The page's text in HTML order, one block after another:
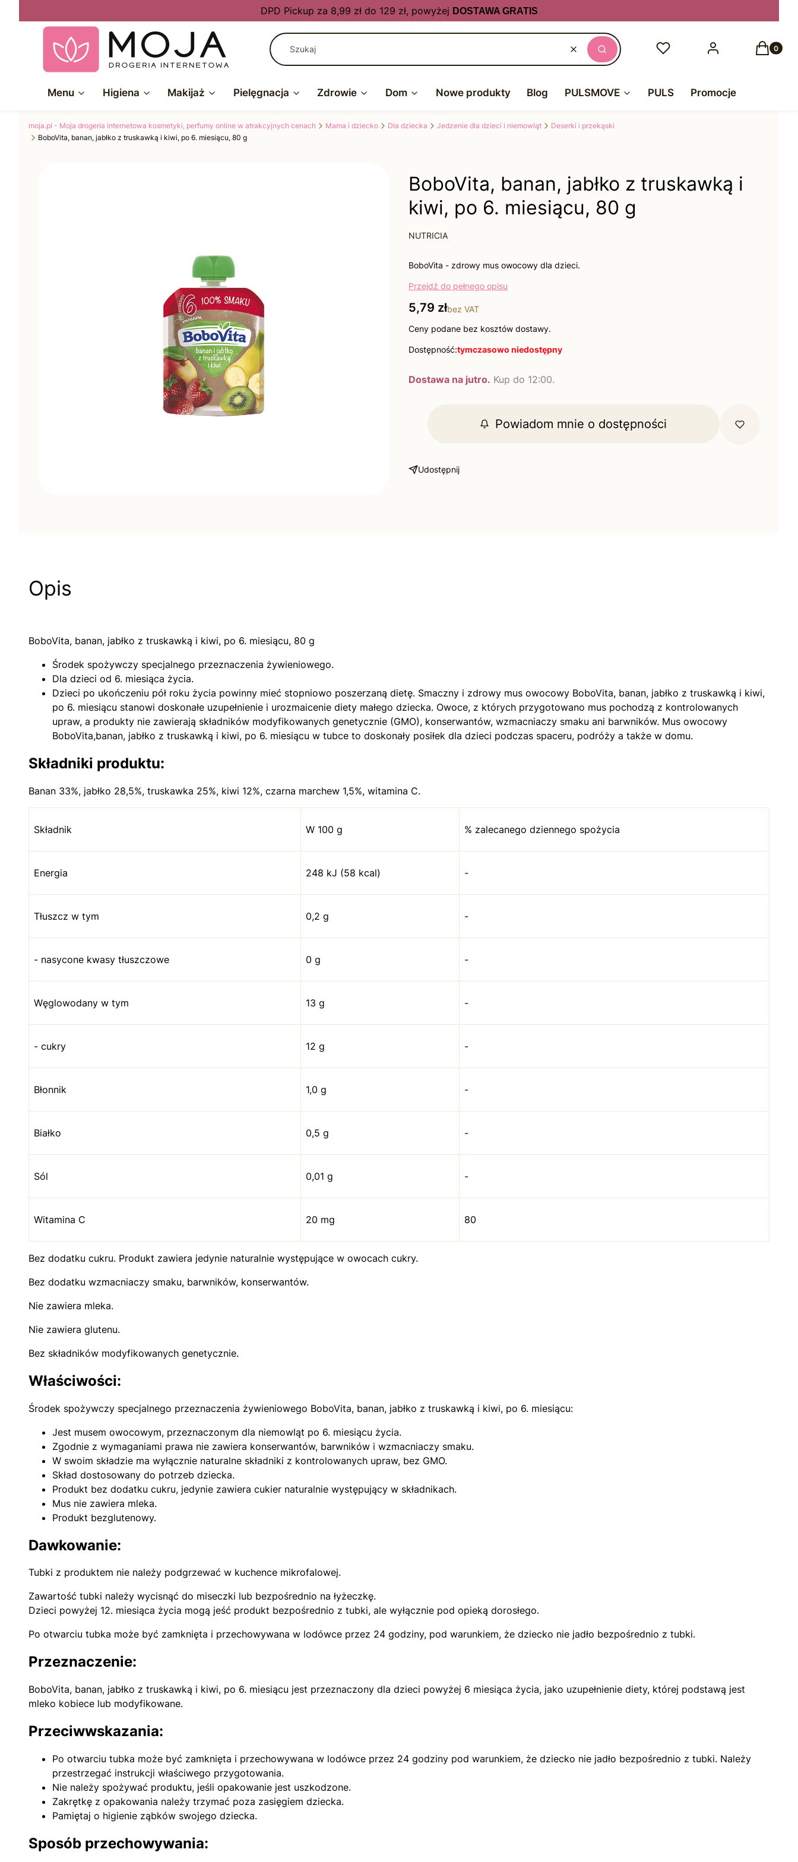
DPD Pickup za 8,99 zł do 129 zł, powyżej DOSTAWA GRATIS
WyczyśćSzukaj
Ulubione Zaloguj się Koszyk
Menu Higiena Makijaż Pielęgnacja Zdrowie Dom Nowe produkty Blog PULSMOVE PULS Promocje
moja.pl - Moja drogeria internetowa kosmetyki, perfumy online w atrakcyjnych cenach Mama i dziecko Dla dziecka Jedzenie dla dzieci i niemowląt
Deserki i przekąski
BoboVita, banan, jabłko z truskawką i kiwi, po 6. miesiącu, 80 g
BoboVita, banan, jabłko z truskawką i
kiwi, po 6. miesiącu, 80 g
NUTRICIA
BoboVita - zdrowy mus owocowy dla dzieci.
Przejdź do pełnego opisu
Cena
5,79 złbez VAT
Ceny podane bez kosztów dostawy.
Dostępność:tymczasowo niedostępny
Dostawa na jutro. Kup do 12:00.
Powiadom mnie o dostępności
Udostępnij
Opis
BoboVita, banan, jabłko z truskawką i kiwi, po 6. miesiącu, 80 g
Środek spożywczy specjalnego przeznaczenia żywieniowego.
Dla dzieci od 6. miesiąca życia.
Dzieci po ukończeniu pół roku życia powinny mieć stopniowo poszerzaną dietę. Smaczny i zdrowy mus owocowy BoboVita, banan, jabłko z truskawką i kiwi,
po 6. miesiącu stanowi doskonałe uzupełnienie i urozmaicenie diety małego dziecka. Owoce, z których przygotowano mus pochodzą z kontrolowanych
upraw, a produkty nie zawierają składników modyfikowanych genetycznie (GMO), konserwantów, wzmacniaczy smaku ani barwników. Mus owocowy
BoboVita,banan, jabłko z truskawką i kiwi, po 6. miesiącu w tubce to doskonały posiłek dla dzieci podczas spaceru, podróży a także w domu.
Składniki produktu:
Banan 33%, jabłko 28,5%, truskawka 25%, kiwi 12%, czarna marchew 1,5%, witamina C.
Składnik W 100 g % zalecanego dziennego spożycia
Energia 248 kJ (58 kcal) -
Tłuszcz w tym 0,2 g -
- nasycone kwasy tłuszczowe 0 g -
Węglowodany w tym 13 g -
- cukry 12 g -
Błonnik 1,0 g -
Białko 0,5 g -
Sól 0,01 g -
Witamina C 20 mg 80
Bez dodatku cukru. Produkt zawiera jedynie naturalnie występujące w owocach cukry.
Bez dodatku wzmacniaczy smaku, barwników, konserwantów.
Nie zawiera mleka.
Nie zawiera glutenu.
Bez składników modyfikowanych genetycznie.
Właściwości:
Środek spożywczy specjalnego przeznaczenia żywieniowego BoboVita, banan, jabłko z truskawką i kiwi, po 6. miesiącu:
Jest musem owocowym, przeznaczonym dla niemowląt po 6. miesiącu życia.
Zgodnie z wymaganiami prawa nie zawiera konserwantów, barwników i wzmacniaczy smaku.
W swoim składzie ma wyłącznie naturalne składniki z kontrolowanych upraw, bez GMO.
Skład dostosowany do potrzeb dziecka.
Produkt bez dodatku cukru, jedynie zawiera cukier naturalnie występujący w składnikach.
Mus nie zawiera mleka.
Produkt bezglutenowy.
Dawkowanie:
Tubki z produktem nie należy podgrzewać w kuchence mikrofalowej.
Zawartość tubki należy wycisnąć do miseczki lub bezpośrednio na łyżeczkę.
Dzieci powyżej 12. miesiąca życia mogą jeść produkt bezpośrednio z tubki, ale wyłącznie pod opieką dorosłego.
Po otwarciu tubka może być zamknięta i przechowywana w lodówce przez 24 godziny, pod warunkiem, że dziecko nie jadło bezpośrednio z tubki.
Przeznaczenie:
BoboVita, banan, jabłko z truskawką i kiwi, po 6. miesiącu jest przeznaczony dla dzieci powyżej 6 miesiąca życia, jako uzupełnienie diety, której podstawą jest
mleko kobiece lub modyfikowane.
Przeciwwskazania:
Po otwarciu tubka może być zamknięta i przechowywana w lodówce przez 24 godziny pod warunkiem, że dziecko nie jadło bezpośrednio z tubki. Należy
przestrzegać instrukcji właściwego przygotowania.
Nie należy spożywać produktu, jeśli opakowanie jest uszkodzone.
Zakrętkę z opakowania należy trzymać poza zasięgiem dziecka.
Pamiętaj o higienie ząbków swojego dziecka.
Sposób przechowywania: